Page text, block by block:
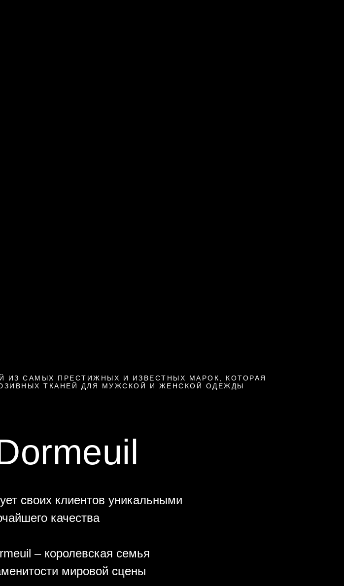
ИЗ САМЫХ ПРЕСТИЖНЫХ И ИЗВЕСТНЫХ МАРОК, КОТОРАЯ
ТКАНЕЙ ДЛЯ МУЖСКОЙ И ЖЕНСКОЙ ОДЕЖДЫ
своих клиентов уникальными
качества
– королевская семья
мировой сцены